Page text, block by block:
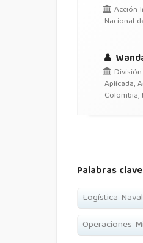
Acción
Nacional
Aplicada,
Colombia,
Palabras
Logística Naval
Operaciones